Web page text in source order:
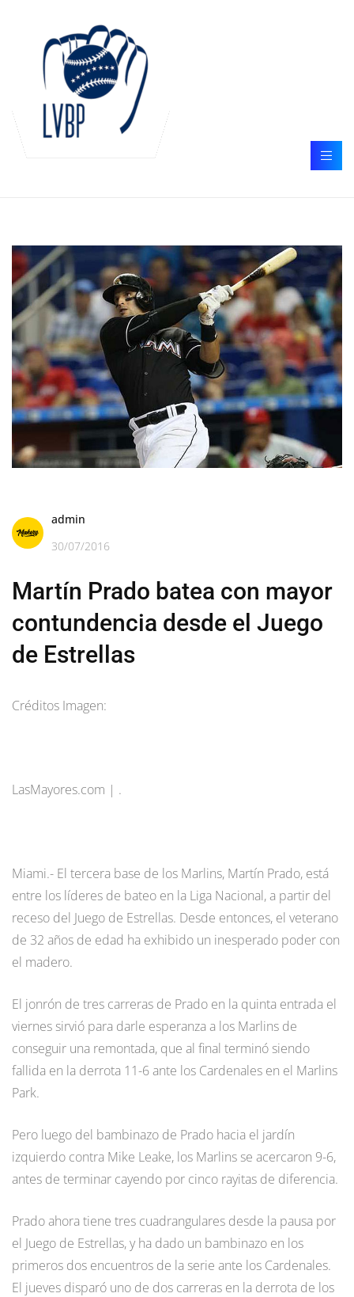
admin
30/07/2016
Martín Prado batea con mayor
contundencia desde el Juego
de Estrellas
Créditos Imagen:
LasMayores.com | .
Miami.- El tercera base de los Marlins, Martín Prado, está
entre los líderes de bateo en la Liga Nacional, a partir del
receso del Juego de Estrellas. Desde entonces, el veterano
de 32 años de edad ha exhibido un inesperado poder con
el madero.
El jonrón de tres carreras de Prado en la quinta entrada el
viernes sirvió para darle esperanza a los Marlins de
conseguir una remontada, que al final terminó siendo
fallida en la derrota 11-6 ante los Cardenales en el Marlins
Park.
Pero luego del bambinazo de Prado hacia el jardín
izquierdo contra Mike Leake, los Marlins se acercaron 9-6,
antes de terminar cayendo por cinco rayitas de diferencia.
Prado ahora tiene tres cuadrangulares desde la pausa por
el Juego de Estrellas, y ha dado un bambinazo en los
primeros dos encuentros de la serie ante los Cardenales.
El jueves disparó uno de dos carreras en la derrota de los